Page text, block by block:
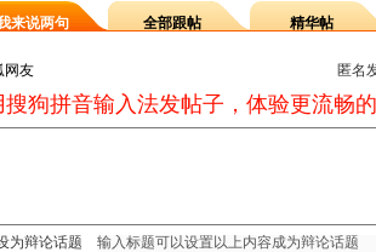
来说两句 全部跟帖 精华帖
匿名
搜狗拼音输入法发帖子，体验更流畅
为辩论话题